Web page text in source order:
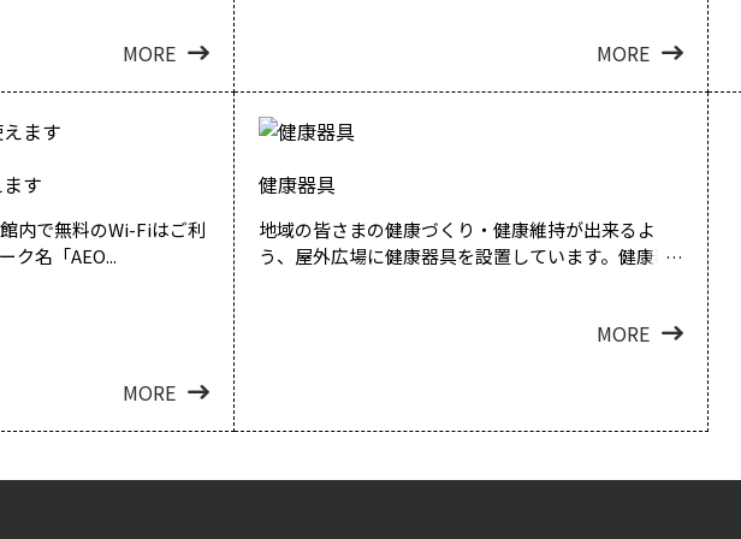
MORE MORE
す
内で無料のWi-Fiはご利
ク名「AEO...
MORE
健康器具
地域の皆さまの健康づくり・健康維持が出来るよ
う、屋外広場に健康器具を設置しています。健康器...
MORE